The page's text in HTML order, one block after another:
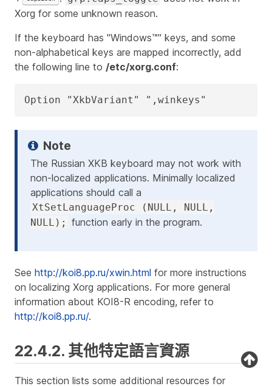
Xorg for some unknown reason.
If the keyboard has "Windows™" keys, and some
non-alphabetical keys are mapped incorrectly, add
the following line to /etc/xorg.conf:
Option "XkbVariant" ",winkeys"
The Russian XKB keyboard may not work with
non-localized applications. Minimally localized
applications should call a
XtSetLanguageProc (NULL, NULL,
NULL);
function early in the program.
See http://koi8.pp.ru/xwin.html for more instructions
on localizing Xorg applications. For more general
information about KOI8-R encoding, refer to
http://koi8.pp.ru/.
22.4.2. 其他特定語言資源
This section lists some additional resources for